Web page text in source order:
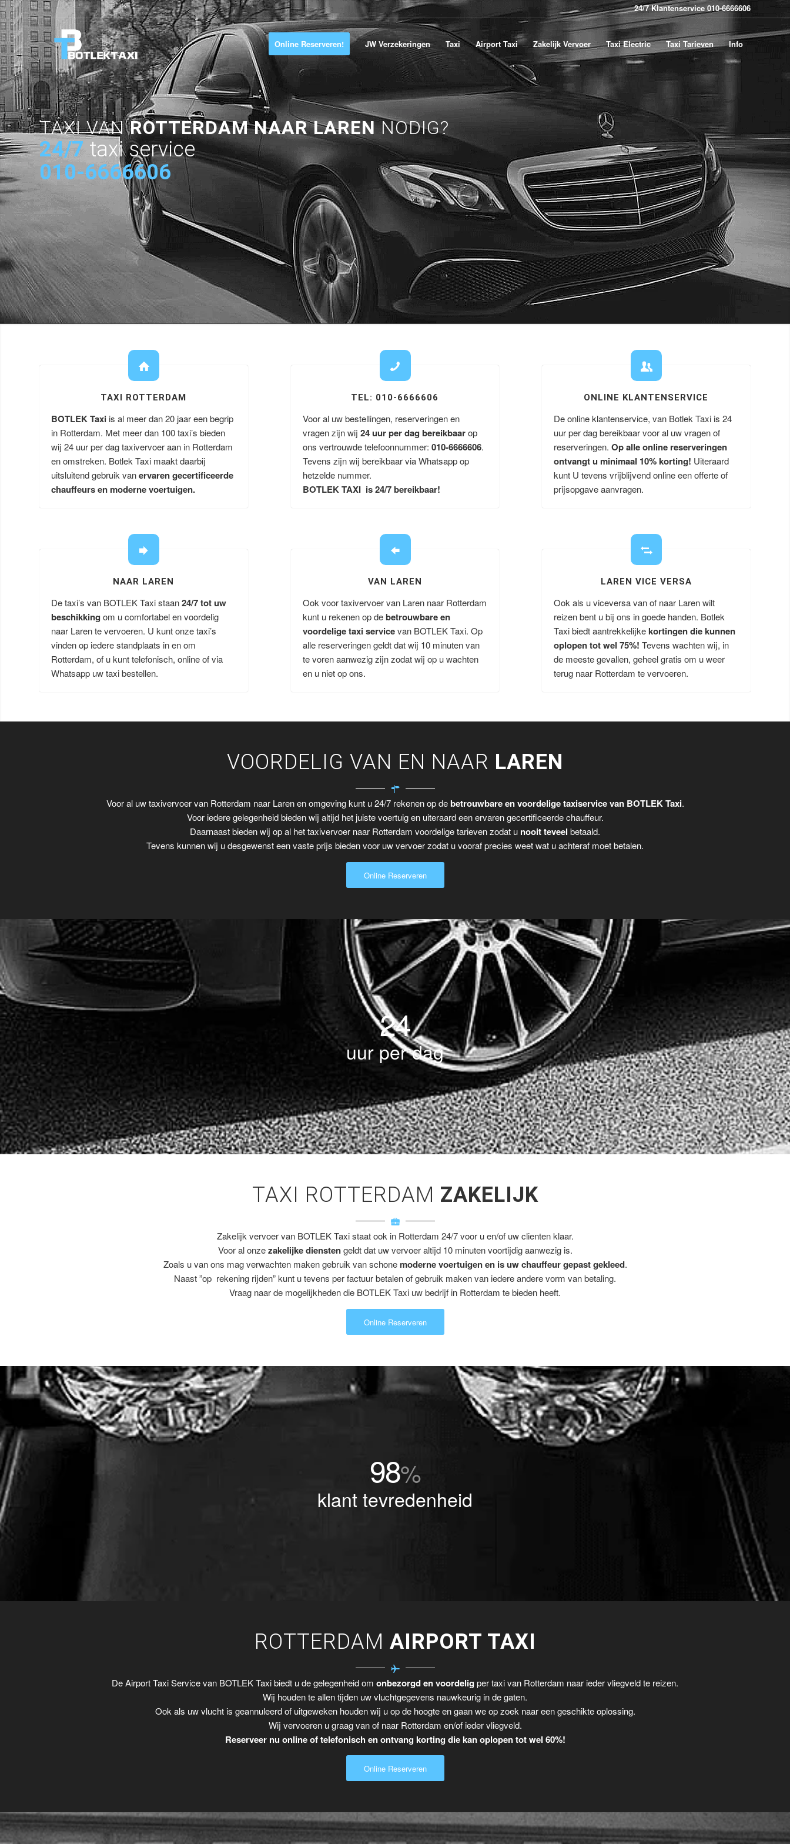
24/7 Klantenservice 010-6666606
Online Reserveren! JW Verzekeringen Taxi Airport Taxi Zakelijk Vervoer Taxi Electric Taxi Tarieven Info
TAXI VANROTTERDAM NAAR LARENNODIG?
24/7 taxi service
010-6666606
TAXI ROTTERDAM
BOTLEK Taxi is al meer dan 20 jaar een begrip
in Rotterdam. Met meer dan 100 taxi’s bieden
wij 24 uur per dag taxivervoer aan in Rotterdam
en omstreken. Botlek Taxi maakt daarbij
uitsluitend gebruik vanervaren gecertificeerde
chauffeurs en moderne voertuigen.
TEL: 010-6666606
Voor al uw bestellingen, reserveringen en
vragen zijn wij 24 uur per dag bereikbaarop
ons vertrouwde telefoonnummer: 010-6666606.
Tevens zijn wij bereikbaar via Whatsapp op
hetzelde nummer.
BOTLEK TAXI is 24/7 bereikbaar!
ONLINE KLANTENSERVICE
De online klantenservice, van Botlek Taxi is 24
uur per dag bereikbaar voor al uw vragen of
reserveringen.Op alle online reserveringen
ontvangt u minimaal 10% korting! Uiteraard
kunt U tevens vrijblijvend online een offerte of
prijsopgave aanvragen.
NAAR LAREN
De taxi’s van BOTLEK Taxi staan24/7 tot uw
beschikking om u comfortabel en voordelig
naar Laren te vervoeren. U kunt onze taxi’s
vinden op iedere standplaats in en om
Rotterdam, of u kunt telefonisch, online of via
Whatsapp uw taxi bestellen.
VAN LAREN
Ook voor taxivervoer van Laren naar Rotterdam
kunt u rekenen op debetrouwbare en
voordelige taxi servicevan BOTLEK Taxi. Op
alle reserveringen geldt dat wij 10 minuten van
te voren aanwezig zijn zodat wij op u wachten
en u niet op ons.
LAREN VICE VERSA
Ook als u viceversa van of naar Laren wilt
reizen bent u bij ons in goede handen. Botlek
Taxi biedt aantrekkelijkekortingen die kunnen
oplopen tot wel 75%!Tevens wachten wij, in
de meeste gevallen, geheel gratis om u weer
terug naar Rotterdam te vervoeren.
VOORDELIG VAN EN NAAR LAREN
Voor al uw taxivervoer van Rotterdam naar Laren en omgeving kunt u 24/7 rekenen op debetrouwbare en voordelige taxiservice van BOTLEK Taxi.
Voor iedere gelegenheid bieden wij altijd het juiste voertuig en uiteraard een ervaren gecertificeerde chauffeur.
Daarnaast bieden wij op al het taxivervoer naar Rotterdam voordelige tarieven zodat u nooit teveel betaald.
Tevens kunnen wij u desgewenst een vaste prijs bieden voor uw vervoer zodat u vooraf precies weet wat u achteraf moet betalen.
Online Reserveren
24
uur per dag
TAXI ROTTERDAM ZAKELIJK
Zakelijk vervoer van BOTLEK Taxi staat ook in Rotterdam 24/7 voor u en/of uw clienten klaar.
Voor al onzezakelijke dienstengeldt dat uw vervoer altijd 10 minuten voortijdig aanwezig is.
Zoals u van ons mag verwachten maken gebruik van schone moderne voertuigen en is uw chauffeur gepast gekleed.
Naast ”op rekening rijden” kunt u tevens per factuur betalen of gebruik maken van iedere andere vorm van betaling.
Vraag naar de mogelijkheden die BOTLEK Taxi uw bedrijf in Rotterdam te bieden heeft.
Online Reserveren
98%
klant tevredenheid
ROTTERDAM AIRPORT TAXI
De Airport Taxi Service van BOTLEK Taxi biedt u de gelegenheid om onbezorgd en voordelig per taxi van Rotterdam naar ieder vliegveld te reizen.
Wij houden te allen tijden uw vluchtgegevens nauwkeurig in de gaten.
Ook als uw vlucht is geannuleerd of uitgeweken houden wij u op de hoogte en gaan we op zoek naar een geschikte oplossing.
Wij vervoeren u graag van of naar Rotterdam en/of ieder vliegveld.
Reserveer nu online of telefonisch en ontvang korting die kan oplopen tot wel 60%!
Online Reserveren